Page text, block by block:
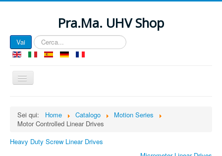
Pra.Ma. UHV Shop
Vai Cerca...
Cambia
navigazione
EU e-Privacy Directive
Questo sito web utilizza i cookie per gestire l'autenticazione,
accettate che noi possiamo posizionare questi tipi di cookie sulle
Sei qui: Home Catalogo
Motion Series
Motor Controlled Linear Drives
Heavy Duty Screw Linear Drives